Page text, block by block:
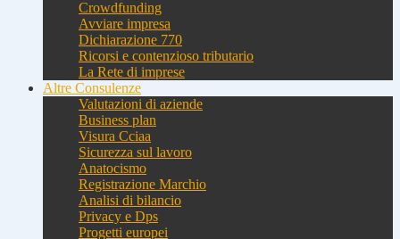
Crowdfunding
Avviare impresa
Dichiarazione 770
Ricorsi e contenzioso tributario
La Rete di imprese
Altre Consulenze
Valutazioni di aziende
Business plan
Visura Cciaa
Sicurezza sul lavoro
Anatocismo
Registrazione Marchio
Analisi di bilancio
Privacy e Dps
Progetti europei